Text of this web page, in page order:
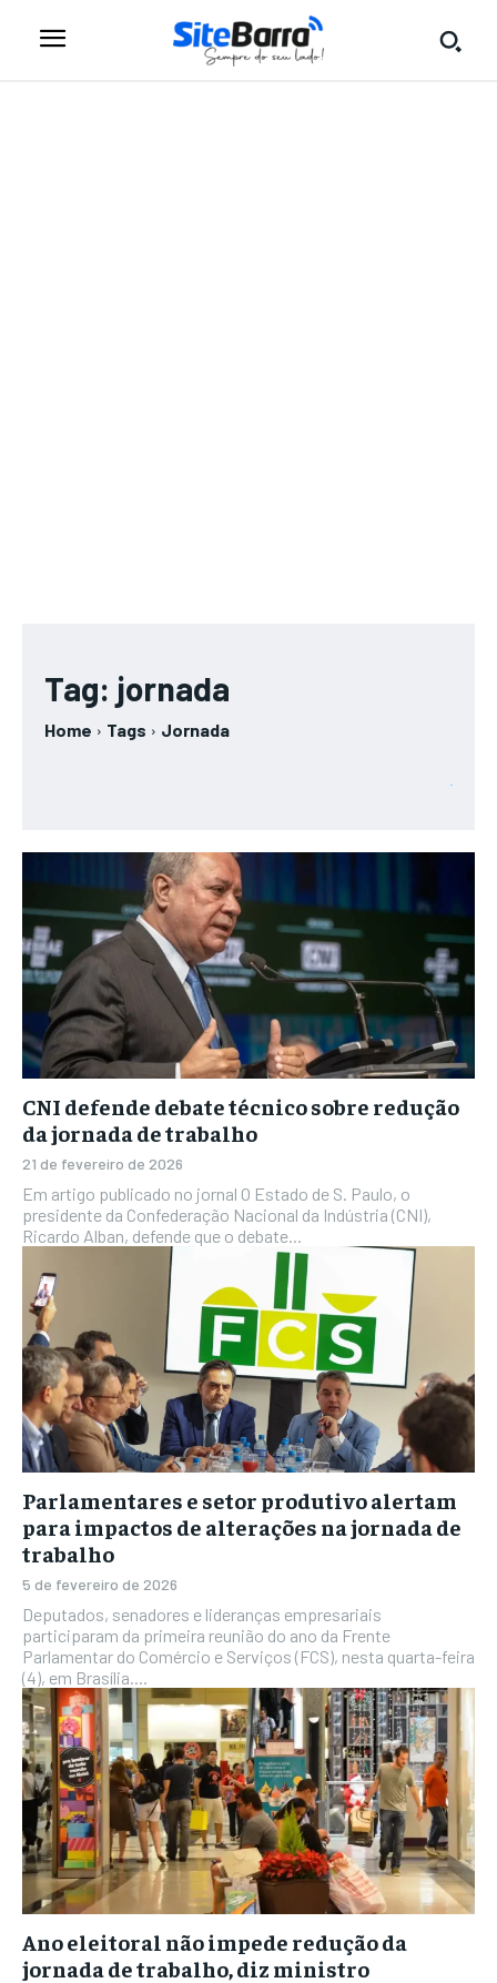
Tag: jornada
Home Tags Jornada
CNI defende debate técnico sobre redução
da jornada de trabalho
21 de fevereiro de 2026
Em artigo publicado no jornal O Estado de S. Paulo, o
presidente da Confederação Nacional da Indústria (CNI),
Ricardo Alban, defende que o debate...
Parlamentares e setor produtivo alertam
para impactos de alterações na jornada de
trabalho
5 de fevereiro de 2026
Deputados, senadores e lideranças empresariais
participaram da primeira reunião do ano da Frente
Parlamentar do Comércio e Serviços (FCS), nesta quarta-feira
(4), em Brasília....
Ano eleitoral não impede redução da
jornada de trabalho, diz ministro